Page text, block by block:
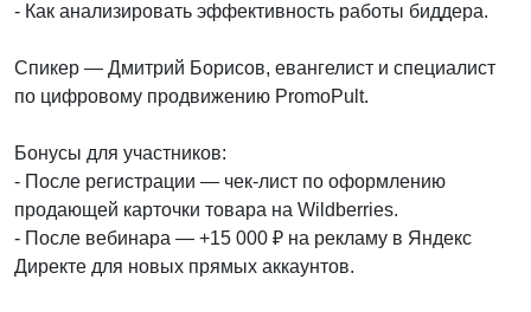
- Как анализировать эффективность работы биддера.
Спикер — Дмитрий Борисов, евангелист и специалист
по цифровому продвижению PromoPult.
Бонусы для участников:
- После регистрации — чек-лист по оформлению
продающей карточки товара на Wildberries.
- После вебинара — +15 000 ₽ на рекламу в Яндекс
Директе для новых прямых аккаунтов.